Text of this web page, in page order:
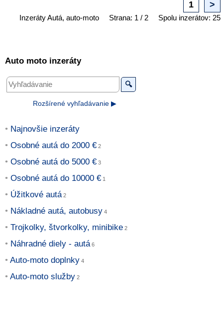
1 >
Inzeráty Autá, auto-moto Strana: 1 / 2 Spolu inzerátov: 25
Auto moto inzeráty
🔍
Rozšírené vyhľadávanie ▶
Najnovšie inzeráty
Osobné autá do 2000 €
Osobné autá do 5000 €
Osobné autá do 10000 €
Úžitkové autá
Nákladné autá, autobusy
Trojkolky, štvorkolky, minibike
Náhradné diely - autá
Auto-moto doplnky
Auto-moto služby